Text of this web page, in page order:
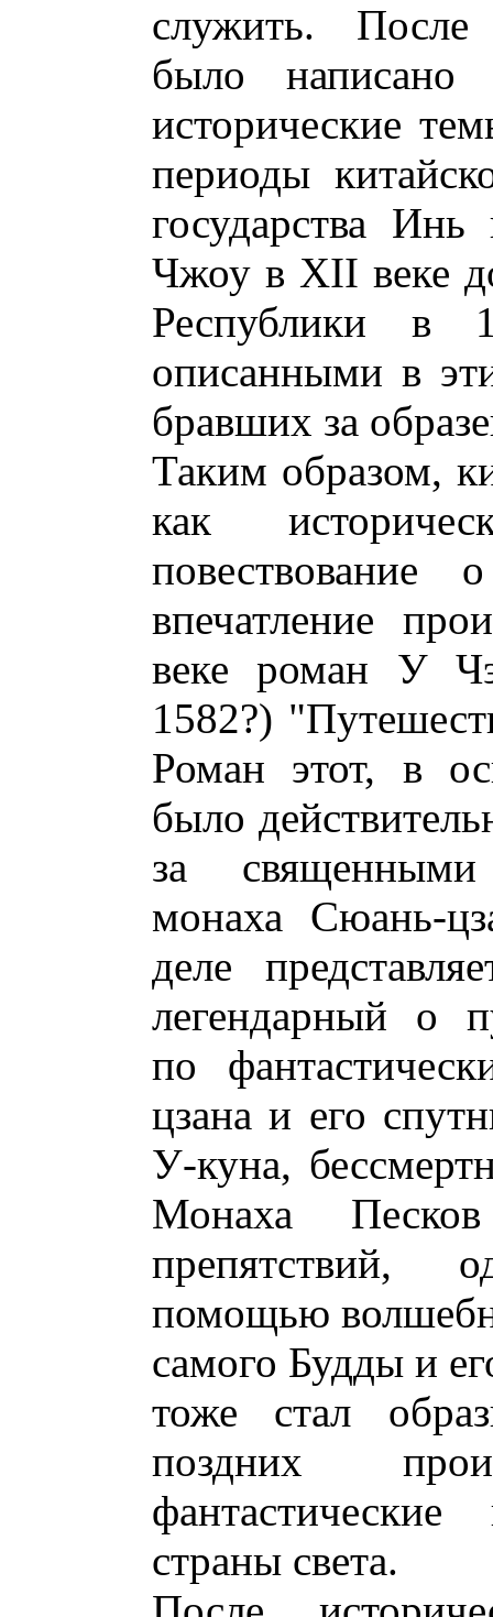
служить. После
было написано
исторические
периоды
государства
Чжоу в XII веке
Республики в
описанными в
бравших за
Таким образом,
как
впечатление
веке роман У
1582?)
Роман этот, в
было
за
монаха Сюань-
деле
легендарный о
по
цзана и его
У-куна,
Монаха
препятствий,
помощью
самого Будды и
тоже стал
поздних
страны света.